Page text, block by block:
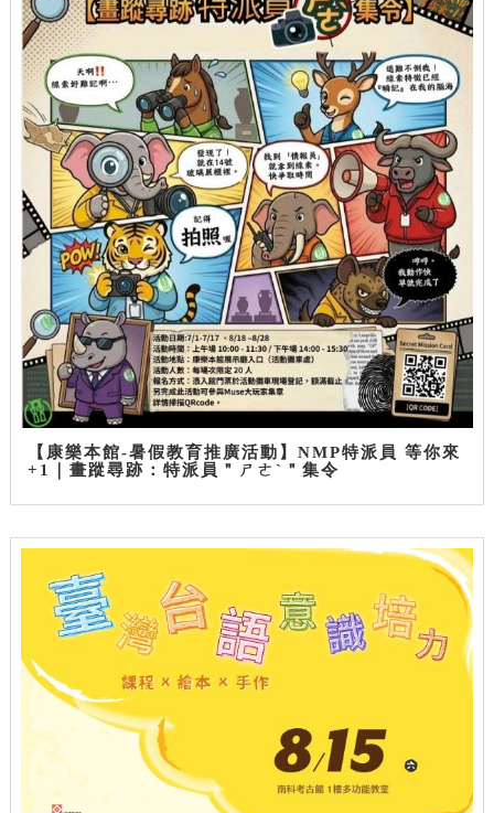
【康樂本館-暑假教育推廣活動】NMP特派員 等你來
+1｜畫蹤尋跡：特派員＂ㄕㄜˋ＂集令